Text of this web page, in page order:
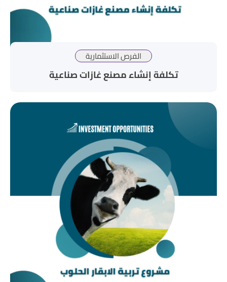
الفرص الاستثمارية
تكلفة إنشاء مصنع غازات صناعية